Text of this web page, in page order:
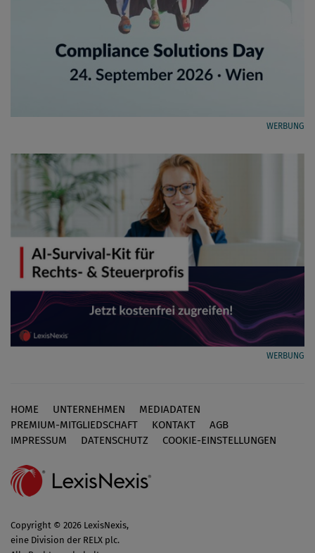
WERBUNG
WERBUNG
Footer
HOME UNTERNEHMEN
MEDIADATEN
PREMIUM-MITGLIEDSCHAFT
KONTAKT
AGB
IMPRESSUM
DATENSCHUTZ COOKIE-EINSTELLUNGEN
Copyright © 2026 LexisNexis,
eine Division der RELX plc.